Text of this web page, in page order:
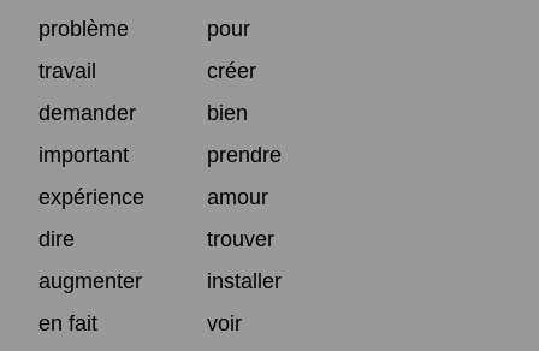
problème
pour
travail
créer
demander
bien
important
prendre
expérience
amour
dire
trouver
augmenter
installer
en fait
voir